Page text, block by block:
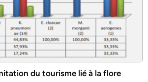
du tourisme lié à la flore